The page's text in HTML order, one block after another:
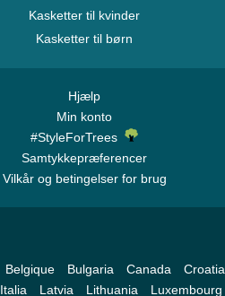
Kasketter til kvinder
Kasketter til børn
Hjælp
Min konto
#StyleForTrees
Samtykkepræferencer
Vilkår og betingelser for brug
Belgique Bulgaria Canada Croatia
Italia Latvia Lithuania Luxembourg